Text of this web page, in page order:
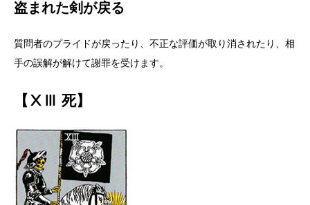
盗まれた剣が戻る
質問者のプライドが戻ったり、不正な評価が取り消されたり、相
手の誤解が解けて謝罪を受けます。
【ⅩⅢ 死】